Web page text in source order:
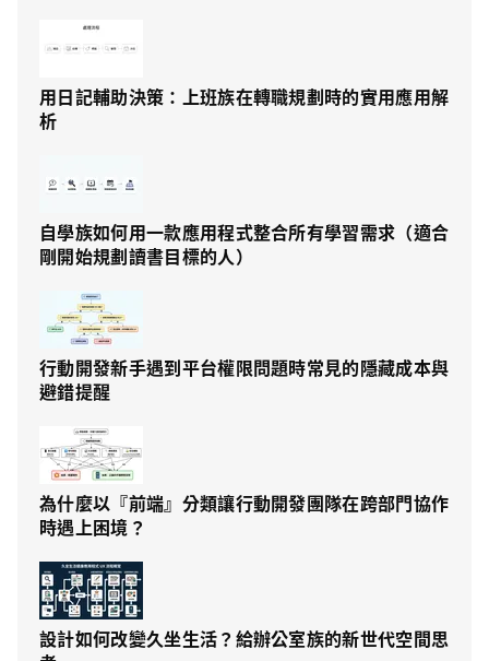
用日記輔助決策：上班族在轉職規劃時的實用應用解
析
自學族如何用一款應用程式整合所有學習需求（適合
剛開始規劃讀書目標的人）
行動開發新手遇到平台權限問題時常見的隱藏成本與
避錯提醒
為什麼以『前端』分類讓行動開發團隊在跨部門協作
時遇上困境？
設計如何改變久坐生活？給辦公室族的新世代空間思